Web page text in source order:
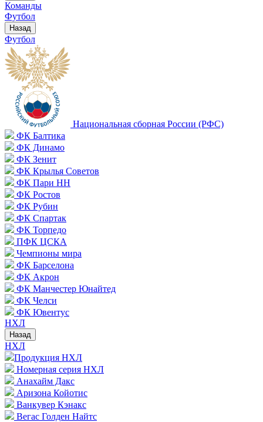
Команды
Футбол
Назад
Футбол
Национальная сборная России (РФС)
ФК Балтика
ФК Динамо
ФК Зенит
ФК Крылья Советов
ФК Пари НН
ФК Ростов
ФК Рубин
ФК Спартак
ФК Торпедо
ПФК ЦСКА
Чемпионы мира
ФК Барселона
ФК Акрон
ФК Манчестер Юнайтед
ФК Челси
ФК Ювентус
НХЛ
Назад
НХЛ
Продукция НХЛ
Номерная серия НХЛ
Анахайм Дакс
Аризона Койотис
Ванкувер Кэнакс
Вегас Голден Найтс